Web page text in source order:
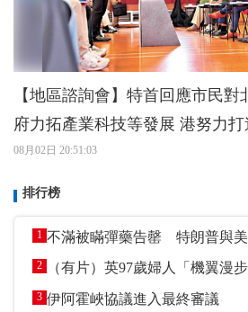
【地區諮詢會】特首回應市民對北都
府力拓產業科技等發展 港努力打造宜居宜遊宜業都
會區
08月02日 20:51:03
排行榜
1 不滿被瞞彈藥告罄 特朗普與
2 （有片）英97歲婦人「機翼漫
3 伊阿霍峽協議進入最終審議